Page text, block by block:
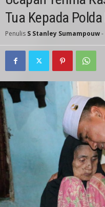
Tua Kepada
Penulis S Stanley Sumampouw-